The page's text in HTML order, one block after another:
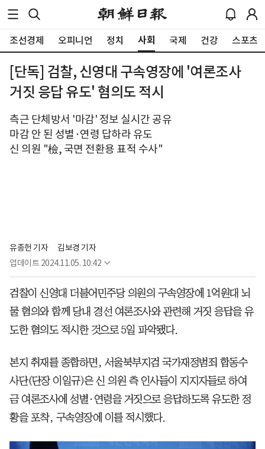
조선경제 오피니언 정치 사회 국제 건강 스포츠
[단독] 검찰, 신영대 구속영장에 '여론조사
거짓 응답 유도' 혐의도 적시
측근 단체방서 '마감' 정보 실시간 공유
마감 안 된 성별·연령 답하라 유도
신 의원 "檢, 국면 전환용 표적 수사"
유종헌 기자
김보경 기자
업데이트 2024.11.05. 10:42
검찰이 신영대 더불어민주당 의원의 구속영장에 1억원대 뇌
물 혐의와 함께 당내 경선 여론조사와 관련해 거짓 응답을 유
도한 혐의도 적시한 것으로 5일 파악됐다.
본지 취재를 종합하면, 서울북부지검 국가재정범죄 합동수
사단(단장 이일규)은 신 의원 측 인사들이 지지자들로 하여
금 여론조사에 성별·연령을 거짓으로 응답하도록 유도한 정
황을 포착, 구속영장에 이를 적시했다.